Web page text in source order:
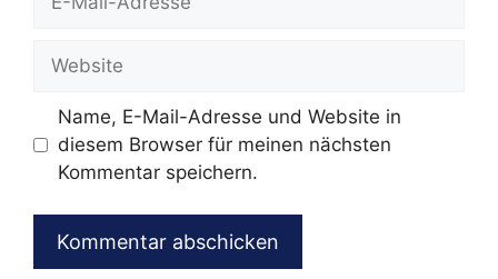
Mail-
Name, E-Mail-Adresse und Website in
diesem Browser für meinen nächsten
Kommentar speichern.